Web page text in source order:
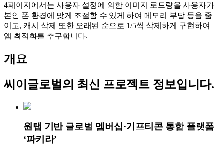
4페이지에서는 사용자 설정에 의한 이미지 로드량을 사용자가
본인 폰 환경에 맞게 조절할 수 있게 하여 메모리 부담 등을 줄
이고, 캐시 삭제 또한 오래된 순으로 1/5씩 삭제하게 구현하여
앱 최적화를 추구합니다.
개요
씨이글로벌 의 최신 프로젝트 정보입니다.
원탭 기반 글로벌 멤버십·기프티콘 통합 플랫폼
‘파키라’